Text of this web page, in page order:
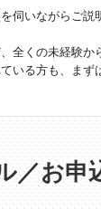
伺いながらご説
全くの未経験
いる方も、
まず
／お申